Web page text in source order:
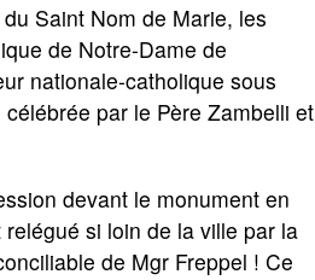
Saint Nom de Marie, les
de Notre-Dame de
nationale-catholique sous
célébrée par le Père Zambelli et
devant le monument en
relégué si loin de la ville par la
de Mgr Freppel ! Ce